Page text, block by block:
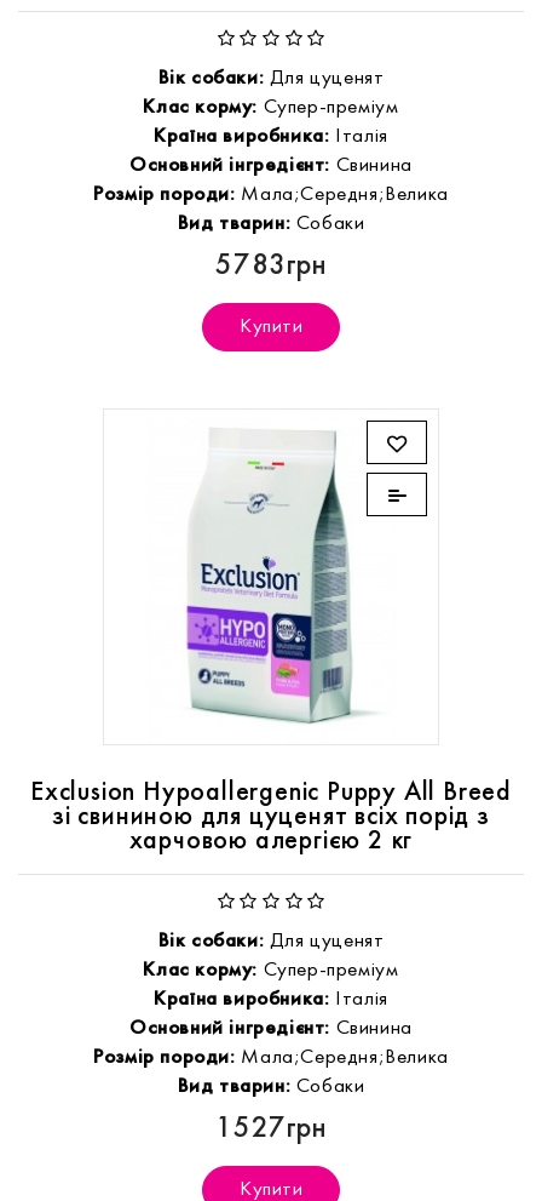
Вік собаки: Для цуценят
Клас корму: Супер-преміум
Країна виробника: Італія
Основний інгредієнт: Свинина
Розмір породи: Мала;Середня;Велика
Вид тварин: Собаки
5783грн
Купити
Exclusion Hypoallergenic Puppy All Breed
зі свининою для цуценят всіх порід з
харчовою алергією 2 кг
Вік собаки: Для цуценят
Клас корму: Супер-преміум
Країна виробника: Італія
Основний інгредієнт: Свинина
Розмір породи: Мала;Середня;Велика
Вид тварин: Собаки
1527грн
Купити